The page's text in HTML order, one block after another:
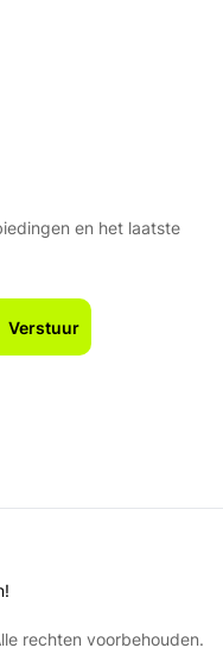
en het laatste
rechten voorbehouden.